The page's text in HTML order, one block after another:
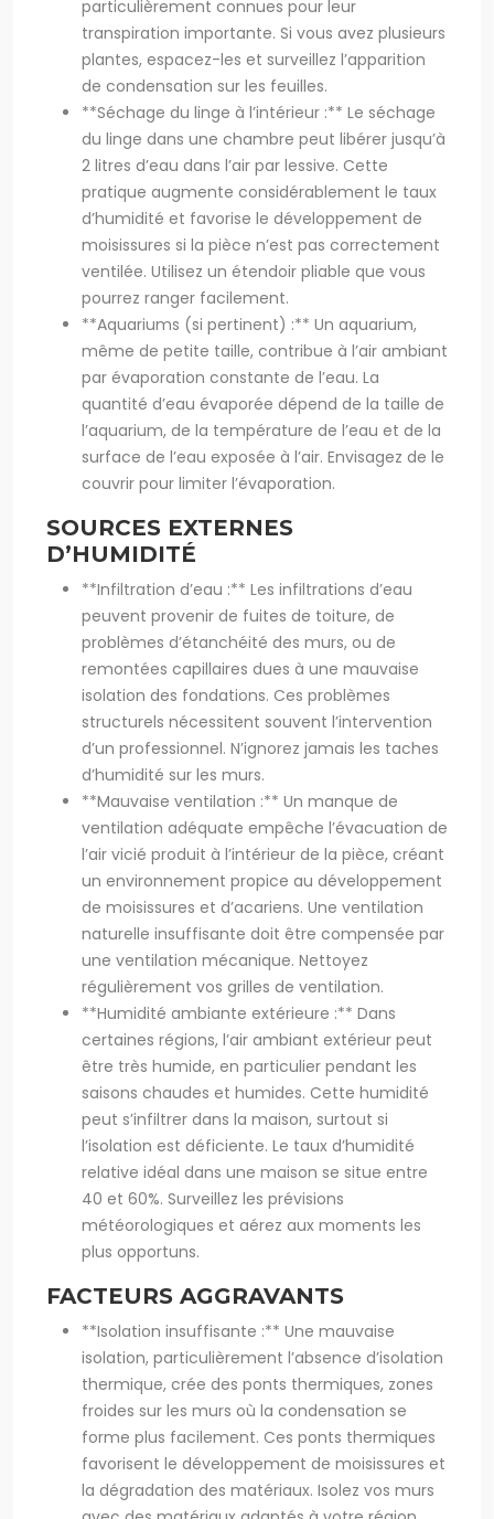
particulièrement connues pour leur
transpiration importante. Si vous avez plusieurs
plantes, espacez-les et surveillez l’apparition
de condensation sur les feuilles.
**Séchage du linge à l’intérieur :** Le séchage
du linge dans une chambre peut libérer jusqu’à
2 litres d’eau dans l’air par lessive. Cette
pratique augmente considérablement le taux
d’humidité et favorise le développement de
moisissures si la pièce n’est pas correctement
ventilée. Utilisez un étendoir pliable que vous
pourrez ranger facilement.
**Aquariums (si pertinent) :** Un aquarium,
même de petite taille, contribue à l’air ambiant
par évaporation constante de l’eau. La
quantité d’eau évaporée dépend de la taille de
l’aquarium, de la température de l’eau et de la
surface de l’eau exposée à l’air. Envisagez de le
couvrir pour limiter l’évaporation.
SOURCES EXTERNES
D’HUMIDITÉ
**Infiltration d’eau :** Les infiltrations d’eau
peuvent provenir de fuites de toiture, de
problèmes d’étanchéité des murs, ou de
remontées capillaires dues à une mauvaise
isolation des fondations. Ces problèmes
structurels nécessitent souvent l’intervention
d’un professionnel. N’ignorez jamais les taches
d’humidité sur les murs.
**Mauvaise ventilation :** Un manque de
ventilation adéquate empêche l’évacuation de
l’air vicié produit à l’intérieur de la pièce, créant
un environnement propice au développement
de moisissures et d’acariens. Une ventilation
naturelle insuffisante doit être compensée par
une ventilation mécanique. Nettoyez
régulièrement vos grilles de ventilation.
**Humidité ambiante extérieure :** Dans
certaines régions, l’air ambiant extérieur peut
être très humide, en particulier pendant les
saisons chaudes et humides. Cette humidité
peut s’infiltrer dans la maison, surtout si
l’isolation est déficiente. Le taux d’humidité
relative idéal dans une maison se situe entre
40 et 60%. Surveillez les prévisions
météorologiques et aérez aux moments les
plus opportuns.
FACTEURS AGGRAVANTS
**Isolation insuffisante :** Une mauvaise
isolation, particulièrement l’absence d’isolation
thermique, crée des ponts thermiques, zones
froides sur les murs où la condensation se
forme plus facilement. Ces ponts thermiques
favorisent le développement de moisissures et
la dégradation des matériaux. Isolez vos murs